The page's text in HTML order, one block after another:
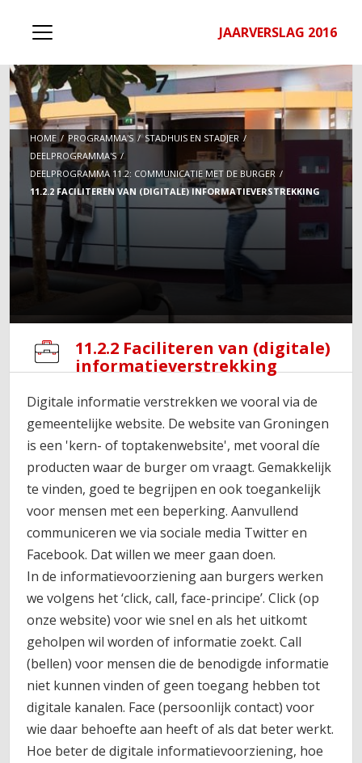
JAARVERSLAG 2016
HOME PROGRAMMA'S
STADHUIS EN STADJER
DEELPROGRAMMA'S
DEELPROGRAMMA 11.2: COMMUNICATIE MET DE BURGER
11.2.2 FACILITEREN VAN (DIGITALE) INFORMATIEVERSTREKKING
11.2.2 Faciliteren van (digitale)
informatieverstrekking
Digitale informatie verstrekken we vooral via de
gemeentelijke website. De website van Groningen
is een 'kern- of toptakenwebsite', met vooral díe
producten waar de burger om vraagt. Gemakkelijk
te vinden, goed te begrijpen en ook toegankelijk
voor mensen met een beperking. Aanvullend
communiceren we via sociale media Twitter en
Facebook. Dat willen we meer gaan doen.
In de informatievoorziening aan burgers werken
we volgens het ‘click, call, face-principe’. Click (op
onze website) voor wie snel en als het uitkomt
geholpen wil worden of informatie zoekt. Call
(bellen) voor mensen die de benodigde informatie
niet kunnen vinden of geen toegang hebben tot
digitale kanalen. Face (persoonlijk contact) voor
wie daar behoefte aan heeft of als dat beter werkt.
Hoe beter de digitale informatievoorziening, hoe